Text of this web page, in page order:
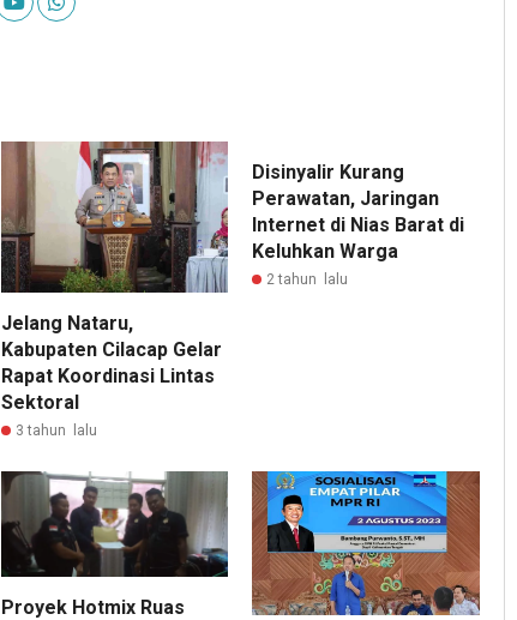
Jelang Nataru,
Kabupaten Cilacap Gelar
Rapat Koordinasi Lintas
Sektoral
3 tahun lalu
Disinyalir Kurang
Perawatan, Jaringan
Internet di Nias Barat di
Keluhkan Warga
2 tahun lalu
Proyek Hotmix Ruas